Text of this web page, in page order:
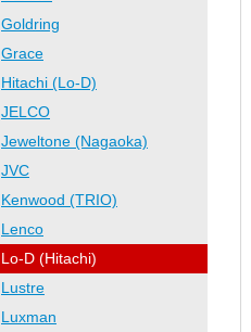
Goldring
Grace
Hitachi (Lo-D)
JELCO
Jeweltone (Nagaoka)
JVC
Kenwood (TRIO)
Lenco
Lo-D (Hitachi)
Lustre
Luxman